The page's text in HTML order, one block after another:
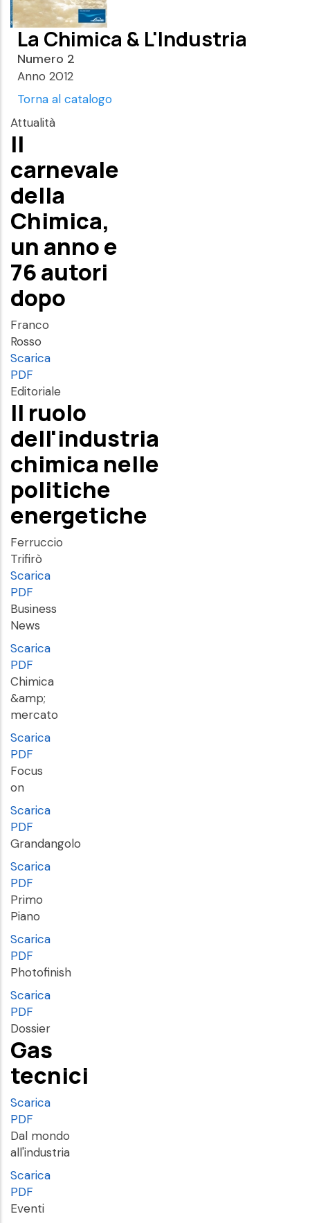
La Chimica & L'Industria
Numero 2
Anno 2012
Torna al catalogo
Attualità
Il
carnevale
della
Chimica,
un anno e
76 autori
dopo
Franco
Rosso
Scarica
PDF
Editoriale
Il ruolo
dell'industria
chimica nelle
politiche
energetiche
Ferruccio
Trifirò
Scarica
PDF
Business
News
Scarica
PDF
Chimica
&amp;
mercato
Scarica
PDF
Focus
on
Scarica
PDF
Grandangolo
Scarica
PDF
Primo
Piano
Scarica
PDF
Photofinish
Scarica
PDF
Dossier
Gas
tecnici
Scarica
PDF
Dal mondo
all'industria
Scarica
PDF
Eventi